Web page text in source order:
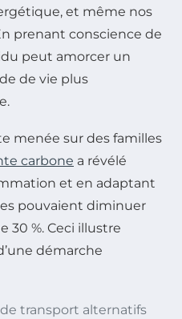
et même nos
prenant conscience de
peut amorcer un
de vie plus
menée sur des familles
carbone a révélé
et en adaptant
pouvaient diminuer
30 %. Ceci illustre
démarche
transport alternatifs